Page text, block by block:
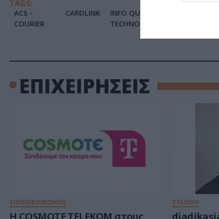
TAGS:
ACS –
COURIER
CARDLINK
INFO QUEST
TECHNOLOGIES
ΕΠΙΧΕΙΡΗΣΕΙΣ
ΤΗΛΕΠΙΚΟΙΝΩΝΙΕΣ
Η COSMOTE TELEKOM στους
ΣΤΕΛΕΧΗ